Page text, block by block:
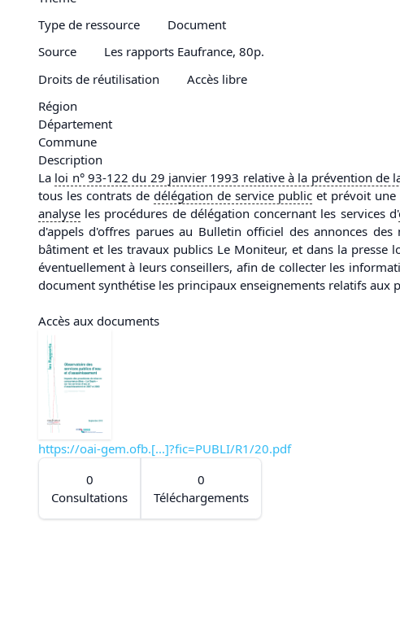
Type de ressource
Document
Source
Les rapports Eaufrance, 80p.
Droits de réutilisation
Accès libre
Région
Département
Commune
Description
La loi n° 93-122 du 29 janvier 1993 relative à la prévention de
tous les contrats de délégation de service public et prévoit une
analyse les procédures de délégation concernant les services d'
d'appels d'offres parues au Bulletin officiel des annonces
bâtiment et les travaux publics Le Moniteur, et dans la presse
éventuellement à leurs conseillers, afin de collecter les
document synthétise les principaux enseignements relatifs aux
Accès aux documents
https://oai-gem.ofb.[...]?fic=PUBLI/R1/20.pdf
0
Consultations
0
Téléchargements